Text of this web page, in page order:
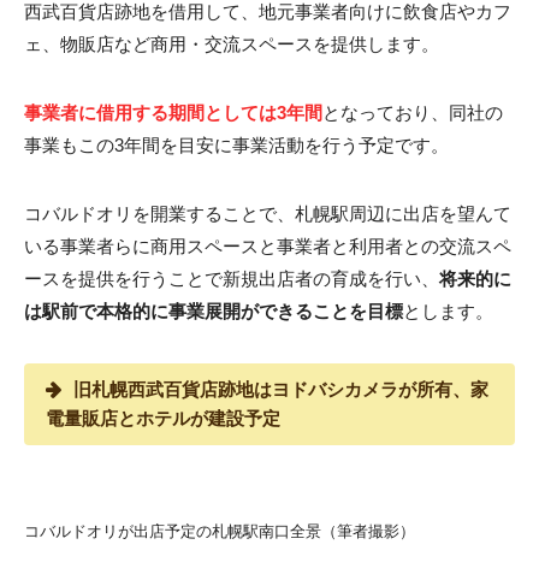
西武百貨店跡地を借用して、地元事業者向けに飲食店やカフ
ェ、物販店など商用・交流スペースを提供します。
事業者に借用する期間としては3年間 となっており、同社の
事業もこの3年間を目安に事業活動を行う予定です。
コバルドオリを開業することで、札幌駅周辺に出店を望んて
いる事業者らに商用スペースと事業者と利用者との交流スペ
ースを提供を行うことで新規出店者の育成を行い、将来的に
は駅前で本格的に事業展開ができることを目標とします。
旧札幌西武百貨店跡地はヨドバシカメラが所有、家
電量販店とホテルが建設予定
コバルドオリが出店予定の札幌駅南口全景（筆者撮影）